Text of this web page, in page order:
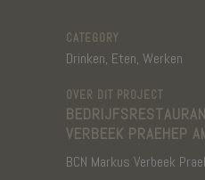
CATEGORY
Drinken, Eten, Werken
OVER DIT PROJECT
VERBEEK PRAEHEP
BCN Markus Verbeek